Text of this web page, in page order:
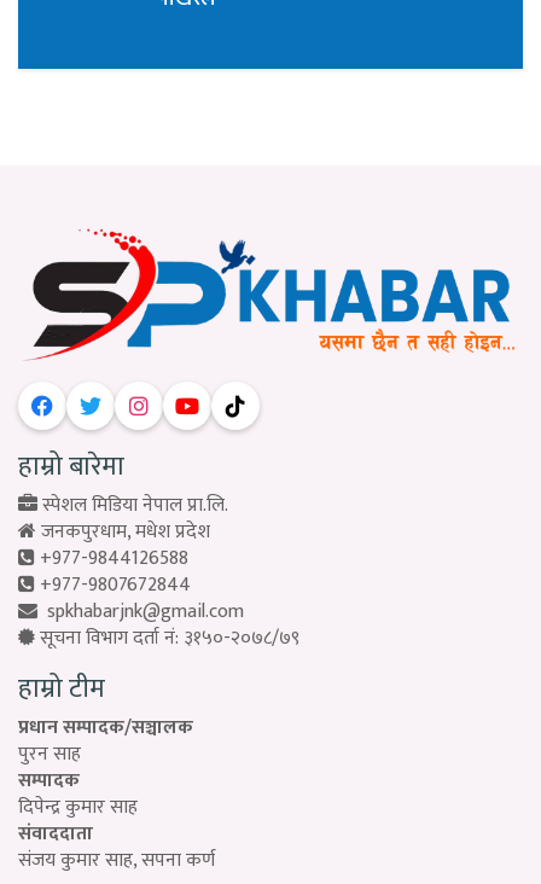
हाम्रो बारेमा
स्पेशल मिडिया नेपाल प्रा.लि.
जनकपुरधाम, मधेश प्रदेश
+977-9844126588
+977-9807672844
spkhabarjnk@gmail.com
सूचना विभाग दर्ता नं: ३१५०-२०७८/७९
हाम्रो टीम
प्रधान सम्पादक/सञ्चालक
पुरन साह
सम्पादक
दिपेन्द्र कुमार साह
संवाददाता
संजय कुमार साह, सपना कर्ण